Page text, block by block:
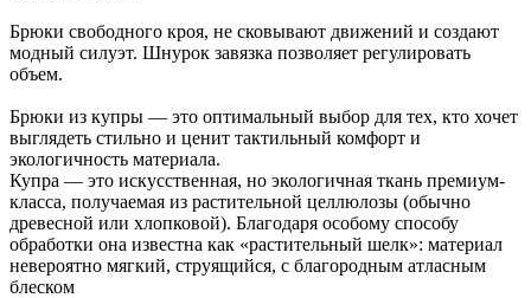
Брюки свободного кроя, не сковывают движений и создают
модный силуэт. Шнурок завязка позволяет регулировать
объем.
Брюки из купры — это оптимальный выбор для тех, кто хочет
выглядеть стильно и ценит тактильный комфорт и
экологичность материала.
Купра — это искусственная, но экологичная ткань премиум-
класса, получаемая из растительной целлюлозы (обычно
древесной или хлопковой). Благодаря особому способу
обработки она известна как «растительный шелк»: материал
невероятно мягкий, струящийся, с благородным атласным
блеском